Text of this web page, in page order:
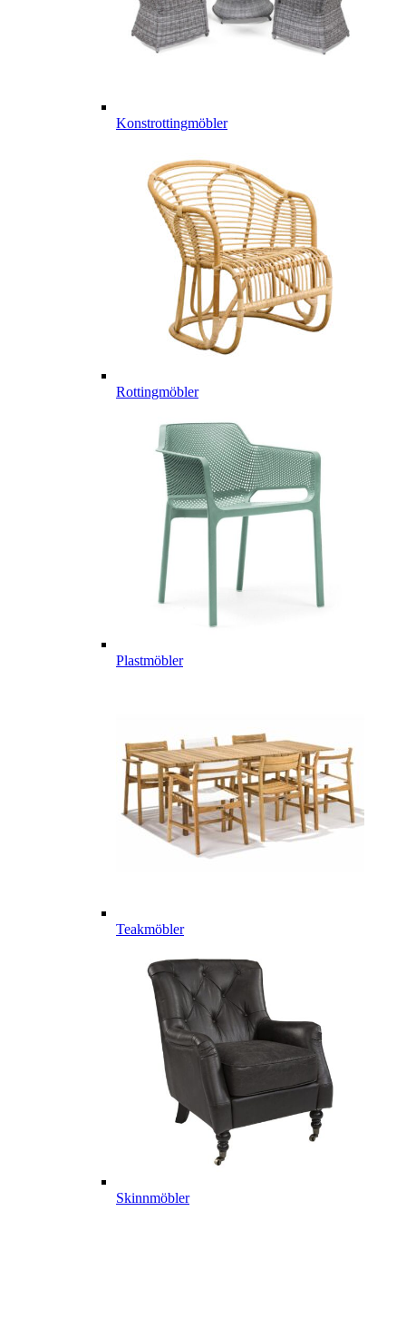
Konstrottingmöbler
Rottingmöbler
Plastmöbler
Teakmöbler
Skinnmöbler